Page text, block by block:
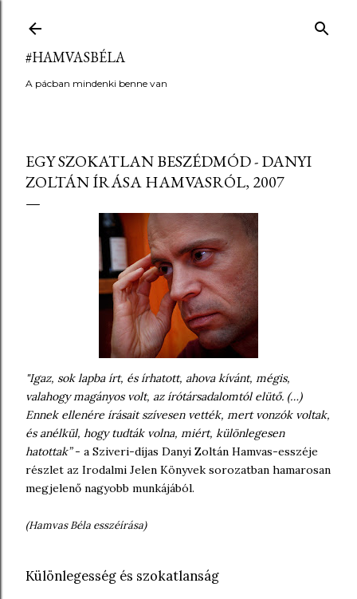
#HAMVASBÉLA
A pácban mindenki benne van
EGY SZOKATLAN BESZÉDMÓD - DANYI
ZOLTÁN ÍRÁSA HAMVASRÓL, 2007
"Igaz, sok lapba írt, és írhatott, ahova kívánt, mégis,
valahogy magányos volt, az írótársadalomtól elütő. (…)
Ennek ellenére írásait szívesen vették, mert vonzók voltak,
és anélkül, hogy tudták volna, miért, különlegesen
hatottak”- a Sziveri-díjas Danyi Zoltán Hamvas-esszéje
részlet az Irodalmi Jelen Könyvek sorozatban hamarosan
megjelenő nagyobb munkájából.
(Hamvas Béla esszéírása)
Különlegesség és szokatlanság